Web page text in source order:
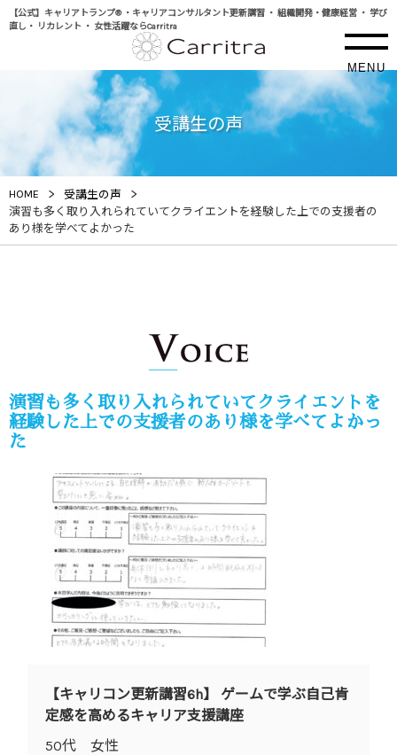
【公式】キャリアトランプ® ・キャリアコンサルタント更新講習 ・ 組織開発・健康経営 ・ 学び
直し・ リカレント ・ 女性活躍ならCarritra
MENU
受講生の声
HOME > 受講生の声 >
演習も多く取り入れられていてクライエントを経験した上での支援者の
あり様を学べてよかった
演習も多く取り入れられていてクライエントを
経験した上での支援者のあり様を学べてよかっ
た
【キャリコン更新講習6h】 ゲームで学ぶ自己肯
定感を高めるキャリア支援講座
50代 女性